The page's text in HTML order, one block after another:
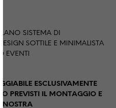
SISTEMA DI
SOTTILE E MINIMALISTA
EVENTI
ESCLUSIVAMENTE
PREVISTI IL MONTAGGIO E
NOSTRA